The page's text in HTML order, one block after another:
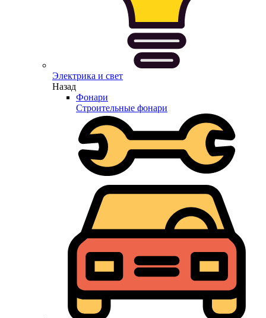
Электрика и свет
Назад
Фонари
Строительные фонари